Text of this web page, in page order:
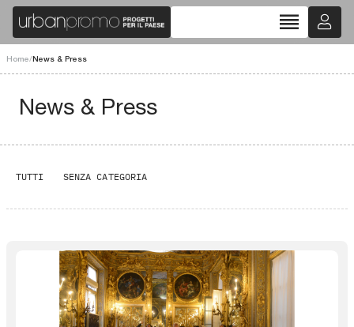
reorder
Home/News & Press
News & Press
TUTTI SENZA CATEGORIA